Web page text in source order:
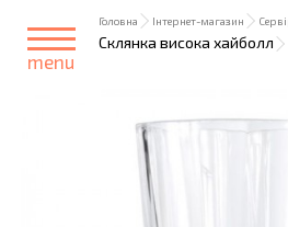
menu
Головна Інтернет-магазин
Склянка висока хайболл